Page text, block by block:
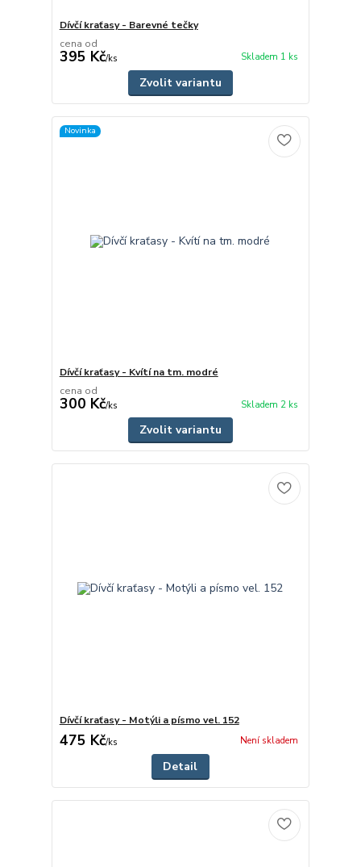
Dívčí kraťasy - Barevné tečky
cena od
395 Kč/ks Skladem 1 ks
Zvolit variantu
Novinka
Dívčí kraťasy - Kvítí na tm. modré
cena od
300 Kč/ks Skladem 2 ks
Zvolit variantu
Dívčí kraťasy - Motýli a písmo vel. 152
475 Kč/ks Není skladem
Detail